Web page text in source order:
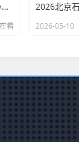
2026北京专业财税代办评测排行，十大机构推荐
看 2026-05-10